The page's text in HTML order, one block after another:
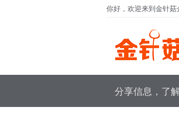
你好，欢迎来到金针菇
分享信息，了